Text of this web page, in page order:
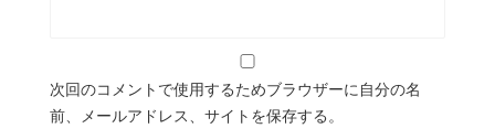
次回のコメントで使用するためブラウザーに自分の名
前、メールアドレス、サイトを保存する。